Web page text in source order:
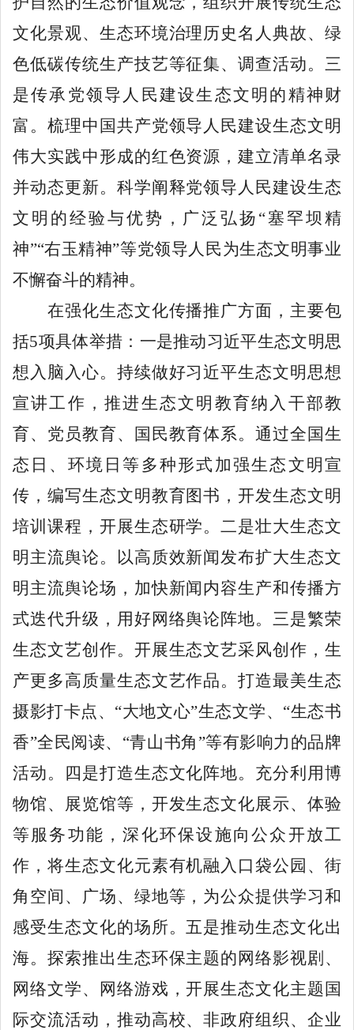
文化景观、生态环境治理历史名人典故、绿
色低碳传统生产技艺等征集、调查活动。三
是传承党领导人民建设生态文明的精神财
富。梳理中国共产党领导人民建设生态文明
伟大实践中形成的红色资源，建立清单名录
并动态更新。科学阐释党领导人民建设生态
文明的经验与优势，广泛弘扬“塞罕坝精
神”“右玉精神”等党领导人民为生态文明事业
不懈奋斗的精神。
在强化生态文化传播推广方面，主要包
括5项具体举措：一是推动习近平生态文明思
想入脑入心。持续做好习近平生态文明思想
宣讲工作，推进生态文明教育纳入干部教
育、党员教育、国民教育体系。通过全国生
态日、环境日等多种形式加强生态文明宣
传，编写生态文明教育图书，开发生态文明
培训课程，开展生态研学。二是壮大生态文
明主流舆论。以高质效新闻发布扩大生态文
明主流舆论场，加快新闻内容生产和传播方
式迭代升级，用好网络舆论阵地。三是繁荣
生态文艺创作。开展生态文艺采风创作，生
产更多高质量生态文艺作品。打造最美生态
摄影打卡点、“大地文心”生态文学、“生态书
香”全民阅读、“青山书角”等有影响力的品牌
活动。四是打造生态文化阵地。充分利用博
物馆、展览馆等，开发生态文化展示、体验
等服务功能，深化环保设施向公众开放工
作，将生态文化元素有机融入口袋公园、街
角空间、广场、绿地等，为公众提供学习和
感受生态文化的场所。五是推动生态文化出
海。探索推出生态环保主题的网络影视剧、
网络文学、网络游戏，开展生态文化主题国
际交流活动，推动高校、非政府组织、企业